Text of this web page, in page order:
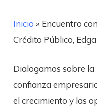
Inicio » Encuentro
Crédito Público,
Dialogamos sobre
confianza
el crecimiento y las